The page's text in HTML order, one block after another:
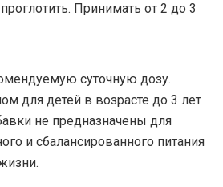
Принимать от 2 до 3
суточную дозу.
для детей в возрасте до 3 лет
не предназначены для
и сбалансированного питания